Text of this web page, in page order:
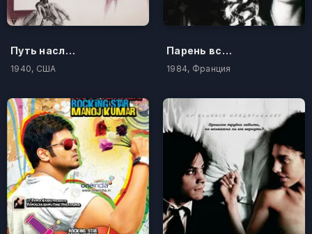
Путь наслаждений
1940, США
Парень встречает девушку
1984, Франция